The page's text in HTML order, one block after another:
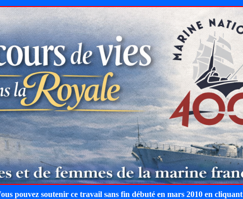
pouvez soutenir ce travail sans fin débuté en mars 2010 en cliquant